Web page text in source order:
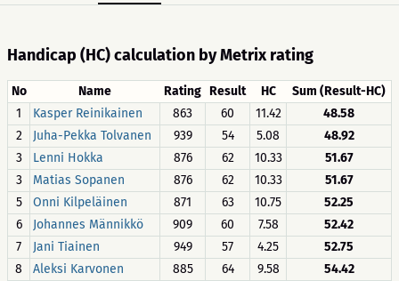
Handicap (HC) calculation by Metrix rating
No Name Rating Result HC
Sum (Result-HC)
1
Kasper Reinikainen 863 60 11.42
48.58
2
Juha-Pekka Tolvanen 939 54 5.08
48.92
3
Lenni Hokka 876 62 10.33
51.67
3
Matias Sopanen 876 62 10.33
51.67
5
Onni Kilpeläinen 871 63 10.75
52.25
6
Johannes Männikkö 909 60 7.58
52.42
7
Jani Tiainen 949 57 4.25
52.75
8
Aleksi Karvonen 885 64 9.58
54.42